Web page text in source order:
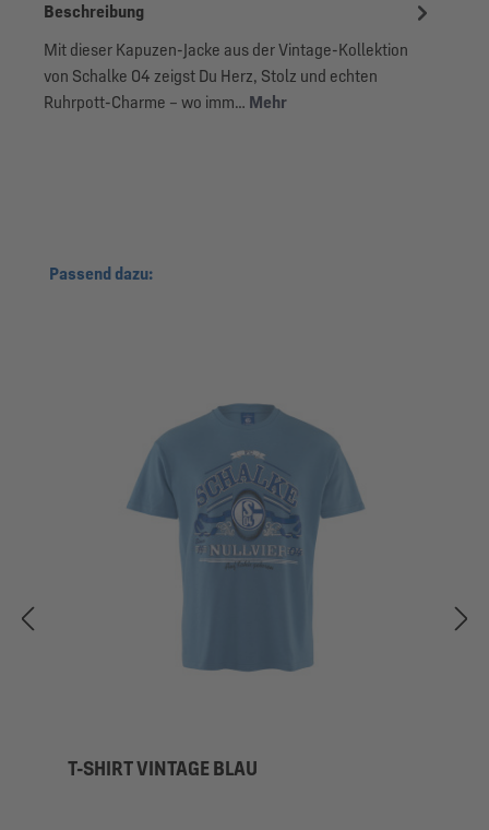
Beschreibung
Mit dieser Kapuzen-Jacke aus der Vintage-Kollektion
von Schalke 04 zeigst Du Herz, Stolz und echten
Ruhrpott-Charme – wo imm… Mehr
Produktgalerie überspringen
Passend dazu:
T-SHIRT VINTAGE BLAU